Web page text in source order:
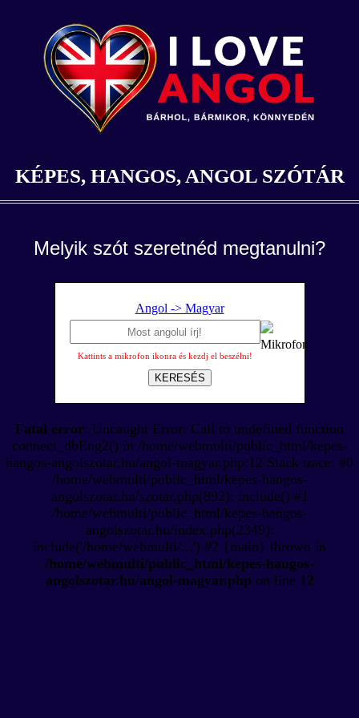
KÉPES, HANGOS, ANGOL SZÓTÁR
Melyik szót szeretnéd megtanulni?
Angol -> Magyar
Kattints a mikrofon ikonra és kezdj el beszélni!
KERESÉS
Fatal error: Uncaught Error: Call to undefined function
connect_dbEng2() in /home/webmulti/public_html/kepes-
hangos-angolszotar.hu/angol-magyar.php:12 Stack trace: #0
/home/webmulti/public_html/kepes-hangos-
angolszotar.hu/szotar.php(892): include() #1
/home/webmulti/public_html/kepes-hangos-
angolszotar.hu/index.php(2349):
include('/home/webmulti/...') #2 {main} thrown in
/home/webmulti/public_html/kepes-hangos-
angolszotar.hu/angol-magyar.php on line 12